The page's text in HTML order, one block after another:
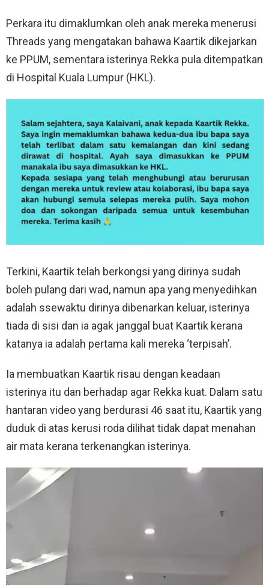
Perkara itu dimaklumkan oleh anak mereka menerusi
Threads yang mengatakan bahawa Kaartik dikejarkan
ke PPUM, sementara isterinya Rekka pula ditempatkan
di Hospital Kuala Lumpur (HKL).
Terkini, Kaartik telah berkongsi yang dirinya sudah
boleh pulang dari wad, namun apa yang menyedihkan
adalah ssewaktu dirinya dibenarkan keluar, isterinya
tiada di sisi dan ia agak janggal buat Kaartik kerana
katanya ia adalah pertama kali mereka ‘terpisah’.
Ia membuatkan Kaartik risau dengan keadaan
isterinya itu dan berhadap agar Rekka kuat. Dalam satu
hantaran video yang berdurasi 46 saat itu, Kaartik yang
duduk di atas kerusi roda dilihat tidak dapat menahan
air mata kerana terkenangkan isterinya.
d
P